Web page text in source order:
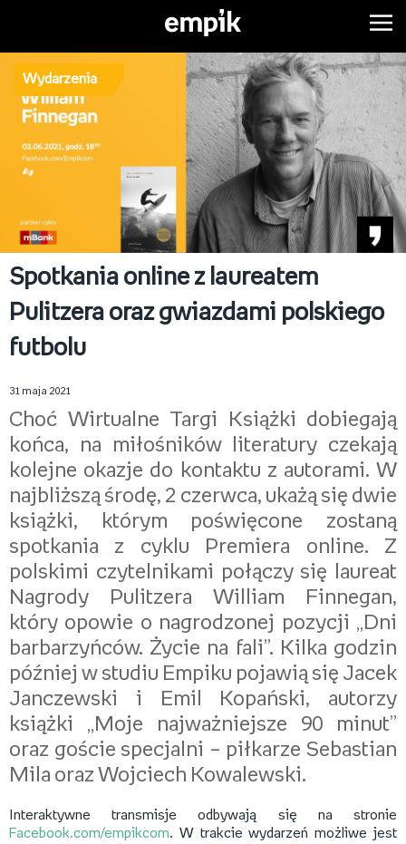
Wydarzenia
Spotkania online z laureatem
Pulitzera oraz gwiazdami polskiego
futbolu
31 maja 2021
Choć Wirtualne Targi Książki dobiegają
końca, na miłośników literatury czekają
kolejne okazje do kontaktu z autorami. W
najbliższą środę, 2 czerwca, ukażą się dwie
książki, którym poświęcone zostaną
spotkania z cyklu Premiera online. Z
polskimi czytelnikami połączy się laureat
Nagrody Pulitzera William Finnegan,
który opowie o nagrodzonej pozycji „Dni
barbarzyńców. Życie na fali”. Kilka godzin
później w studiu Empiku pojawią się Jacek
Janczewski i Emil Kopański, autorzy
książki „Moje najważniejsze 90 minut”
oraz goście specjalni – piłkarze Sebastian
Mila oraz Wojciech Kowalewski.
Interaktywne transmisje odbywają się na stronie
Facebook.com/empikcom. W trakcie wydarzeń możliwe jest